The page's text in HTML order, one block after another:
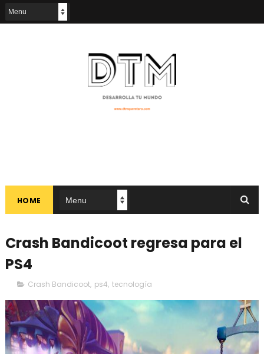
HOME
Crash Bandicoot regresa para el
PS4
Crash Bandicoot, ps4, tecnología